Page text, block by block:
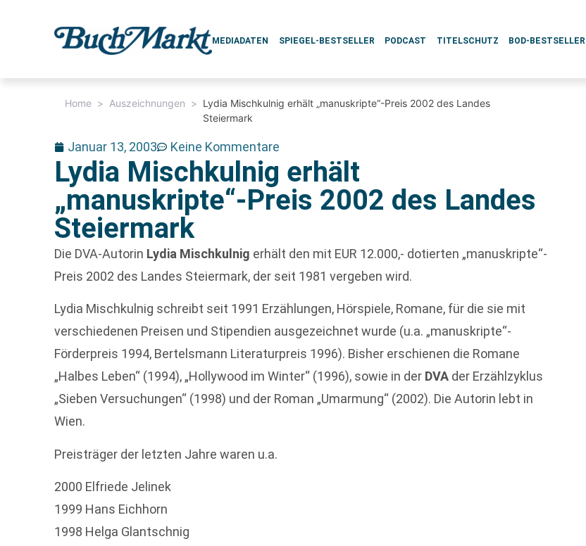
MEDIADATEN SPIEGEL-BESTSELLER PODCAST TITELSCHUTZ BOD-BESTSELLER
Home > Auszeichnungen > Lydia Mischkulnig erhält „manuskripte“-Preis 2002 des Landes
Steiermark
Januar 13, 2003 Keine Kommentare
Lydia Mischkulnig erhält
„manuskripte“-Preis 2002 des Landes
Steiermark
Die DVA-Autorin Lydia Mischkulnig erhält den mit EUR 12.000,- dotierten „manuskripte“-
Preis 2002 des Landes Steiermark, der seit 1981 vergeben wird.
Lydia Mischkulnig schreibt seit 1991 Erzählungen, Hörspiele, Romane, für die sie mit
verschiedenen Preisen und Stipendien ausgezeichnet wurde (u.a. „manuskripte“-
Förderpreis 1994, Bertelsmann Literaturpreis 1996). Bisher erschienen die Romane
„Halbes Leben“ (1994), „Hollywood im Winter“ (1996), sowie in der DVA der Erzählzyklus
„Sieben Versuchungen“ (1998) und der Roman „Umarmung“ (2002). Die Autorin lebt in
Wien.
Preisträger der letzten Jahre waren u.a.
2000 Elfriede Jelinek
1999 Hans Eichhorn
1998 Helga Glantschnig